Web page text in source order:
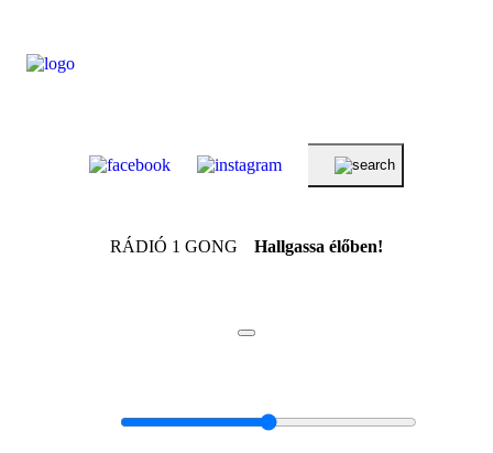
RÁDIÓ 1 GONG Hallgassa élőben!